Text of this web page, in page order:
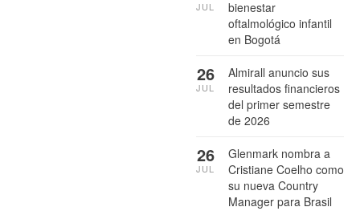
bienestar
oftalmológico infantil
en Bogotá
JUL
Almirall anuncio sus
resultados financieros
del primer semestre
de 2026
26
JUL
Glenmark nombra a
Cristiane Coelho como
su nueva Country
Manager para Brasil
26
JUL